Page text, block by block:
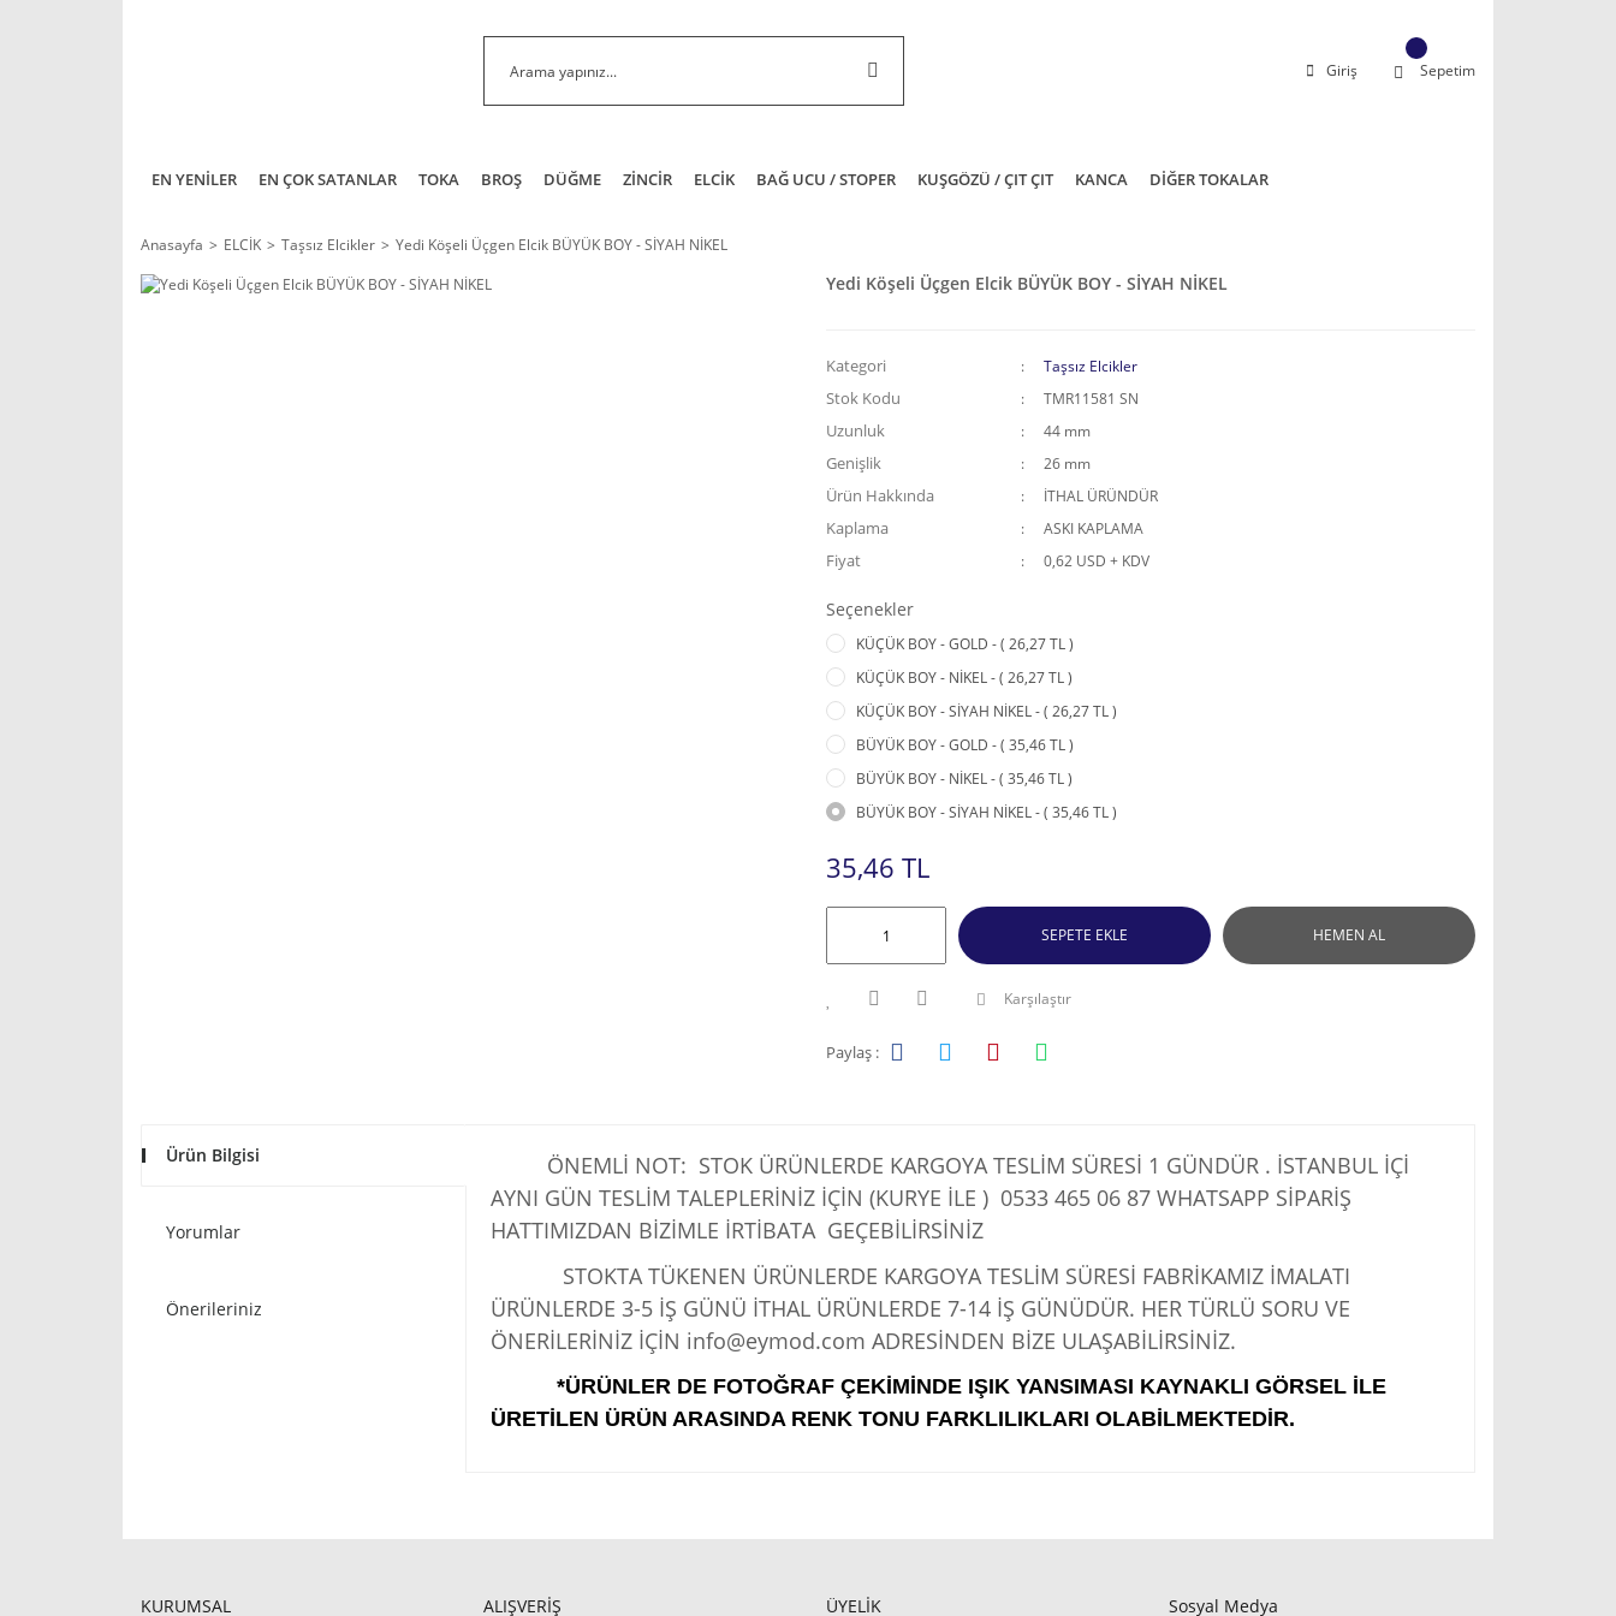
Giriş Sepetim
EN YENİLER EN ÇOK SATANLAR TOKA BROŞ DÜĞME ZİNCİR ELCİK BAĞ UCU / STOPER KUŞGÖZÜ / ÇIT ÇIT KANCA DİĞER TOKALAR
Anasayfa ELCİK Taşsız Elcikler Yedi Köşeli Üçgen Elcik BÜYÜK BOY - SİYAH NİKEL
Yedi Köşeli Üçgen Elcik BÜYÜK BOY - SİYAH NİKEL
Kategori Taşsız Elcikler
Stok Kodu TMR11581 SN
Uzunluk 44 mm
Genişlik 26 mm
Ürün Hakkında İTHAL ÜRÜNDÜR
Kaplama ASKI KAPLAMA
Fiyat 0,62 USD + KDV
Seçenekler
KÜÇÜK BOY - GOLD - ( 26,27 TL )
KÜÇÜK BOY - NİKEL - ( 26,27 TL )
KÜÇÜK BOY - SİYAH NİKEL - ( 26,27 TL )
BÜYÜK BOY - GOLD - ( 35,46 TL )
BÜYÜK BOY - NİKEL - ( 35,46 TL )
BÜYÜK BOY - SİYAH NİKEL - ( 35,46 TL )
35,46 TL
SEPETE EKLE HEMEN AL
Karşılaştır
Paylaş :
Ürün Bilgisi
Yorumlar
Önerileriniz
ÖNEMLİ NOT: STOK ÜRÜNLERDE KARGOYA TESLİM SÜRESİ 1 GÜNDÜR . İSTANBUL İÇİ
AYNI GÜN TESLİM TALEPLERİNİZ İÇİN (KURYE İLE ) 0533 465 06 87 WHATSAPP SİPARİŞ
HATTIMIZDAN BİZİMLE İRTİBATA GEÇEBİLİRSİNİZ
STOKTA TÜKENEN ÜRÜNLERDE KARGOYA TESLİM SÜRESİ FABRİKAMIZ İMALATI
ÜRÜNLERDE 3-5 İŞ GÜNÜ İTHAL ÜRÜNLERDE 7-14 İŞ GÜNÜDÜR. HER TÜRLÜ SORU VE
ÖNERİLERİNİZ İÇİN info@eymod.com ADRESİNDEN BİZE ULAŞABİLİRSİNİZ.
*ÜRÜNLER DE FOTOĞRAF ÇEKİMİNDE IŞIK YANSIMASI KAYNAKLI GÖRSEL İLE
ÜRETİLEN ÜRÜN ARASINDA RENK TONU FARKLILIKLARI OLABİLMEKTEDİR.
KURUMSAL ALIŞVERİŞ ÜYELİK Sosyal Medya